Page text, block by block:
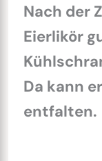
Nach der
Eierlikör
Da kann
entfalten.